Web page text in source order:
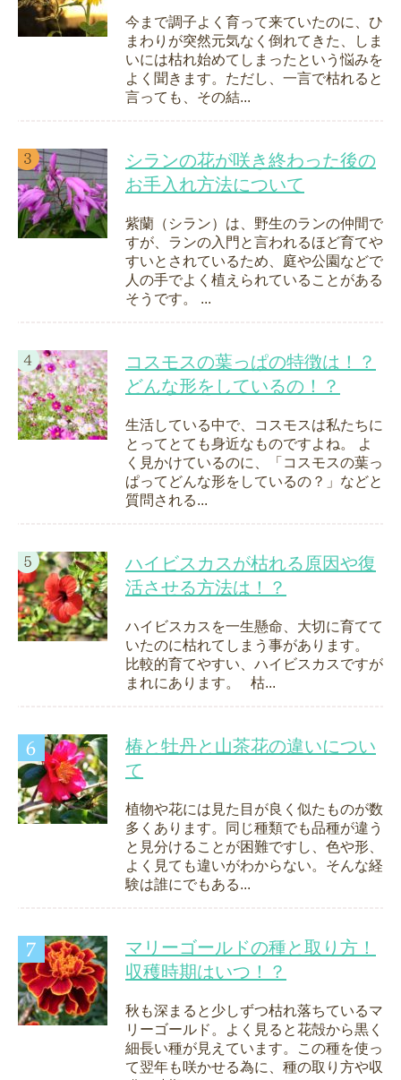
今まで調子よく育って来ていたのに、ひ
まわりが突然元気なく倒れてきた、しま
いには枯れ始めてしまったという悩みを
よく聞きます。ただし、一言で枯れると
言っても、その結...
シランの花が咲き終わった後の
お手入れ方法について
紫蘭（シラン）は、野生のランの仲間で
すが、ランの入門と言われるほど育てや
すいとされているため、庭や公園などで
人の手でよく植えられていることがある
そうです。 ...
コスモスの葉っぱの特徴は！？
どんな形をしているの！？
生活している中で、コスモスは私たちに
とってとても身近なものですよね。 よ
く見かけているのに、「コスモスの葉っ
ぱってどんな形をしているの？」などと
質問される...
ハイビスカスが枯れる原因や復
活させる方法は！？
ハイビスカスを一生懸命、大切に育てて
いたのに枯れてしまう事があります。
比較的育てやすい、ハイビスカスですが
まれにあります。 枯...
椿と牡丹と山茶花の違いについ
て
植物や花には見た目が良く似たものが数
多くあります。同じ種類でも品種が違う
と見分けることが困難ですし、色や形、
よく見ても違いがわからない。そんな経
験は誰にでもある...
マリーゴールドの種と取り方！
収穫時期はいつ！？
秋も深まると少しずつ枯れ落ちているマ
リーゴールド。よく見ると花殻から黒く
細長い種が見えています。この種を使っ
て翌年も咲かせる為に、種の取り方や収